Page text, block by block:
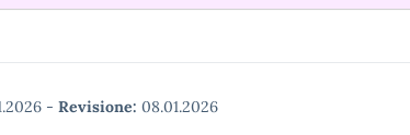
- Revisione: 08.01.2026